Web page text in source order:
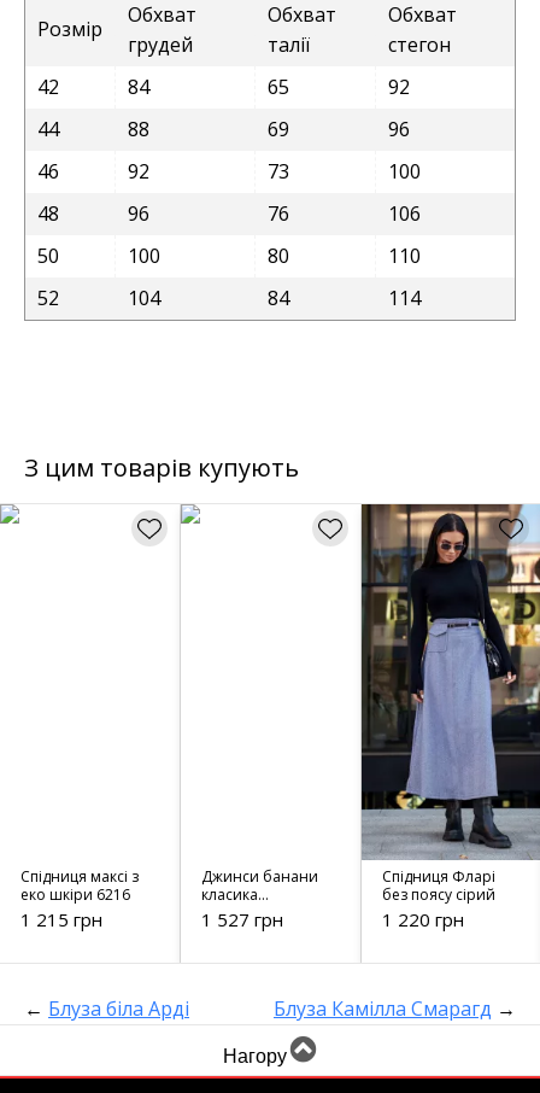
Розмір
Обхват
грудей
Обхват
талії
Обхват
стегон
42
84 65
92
44
88 69
96
46
92 73
100
48
96 76
106
50
100 80
110
52
104 84 114
З цим товарів купують
Спідниця максі з
еко шкіри 6216
1 215 грн
Джинси банани
класика
S6286.4340 чорні
1 527 грн
Спідниця Фларі
без поясу сірий
1 220 грн
← Блуза біла Арді Блуза Камілла Смарагд →
Нагору